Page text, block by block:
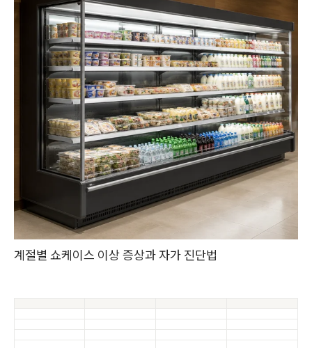
계절별 쇼케이스 이상 증상과 자가 진단법